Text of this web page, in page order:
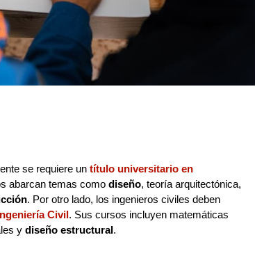
se requiere un título universitario en
abarcan temas como diseño, teoría arquitectónica,
. Por otro lado, los ingenieros civiles deben
Civil. Sus cursos incluyen matemáticas
y diseño estructural.